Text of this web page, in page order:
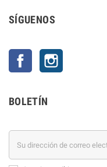
SÍGUENOS
Facebook
BOLETÍN